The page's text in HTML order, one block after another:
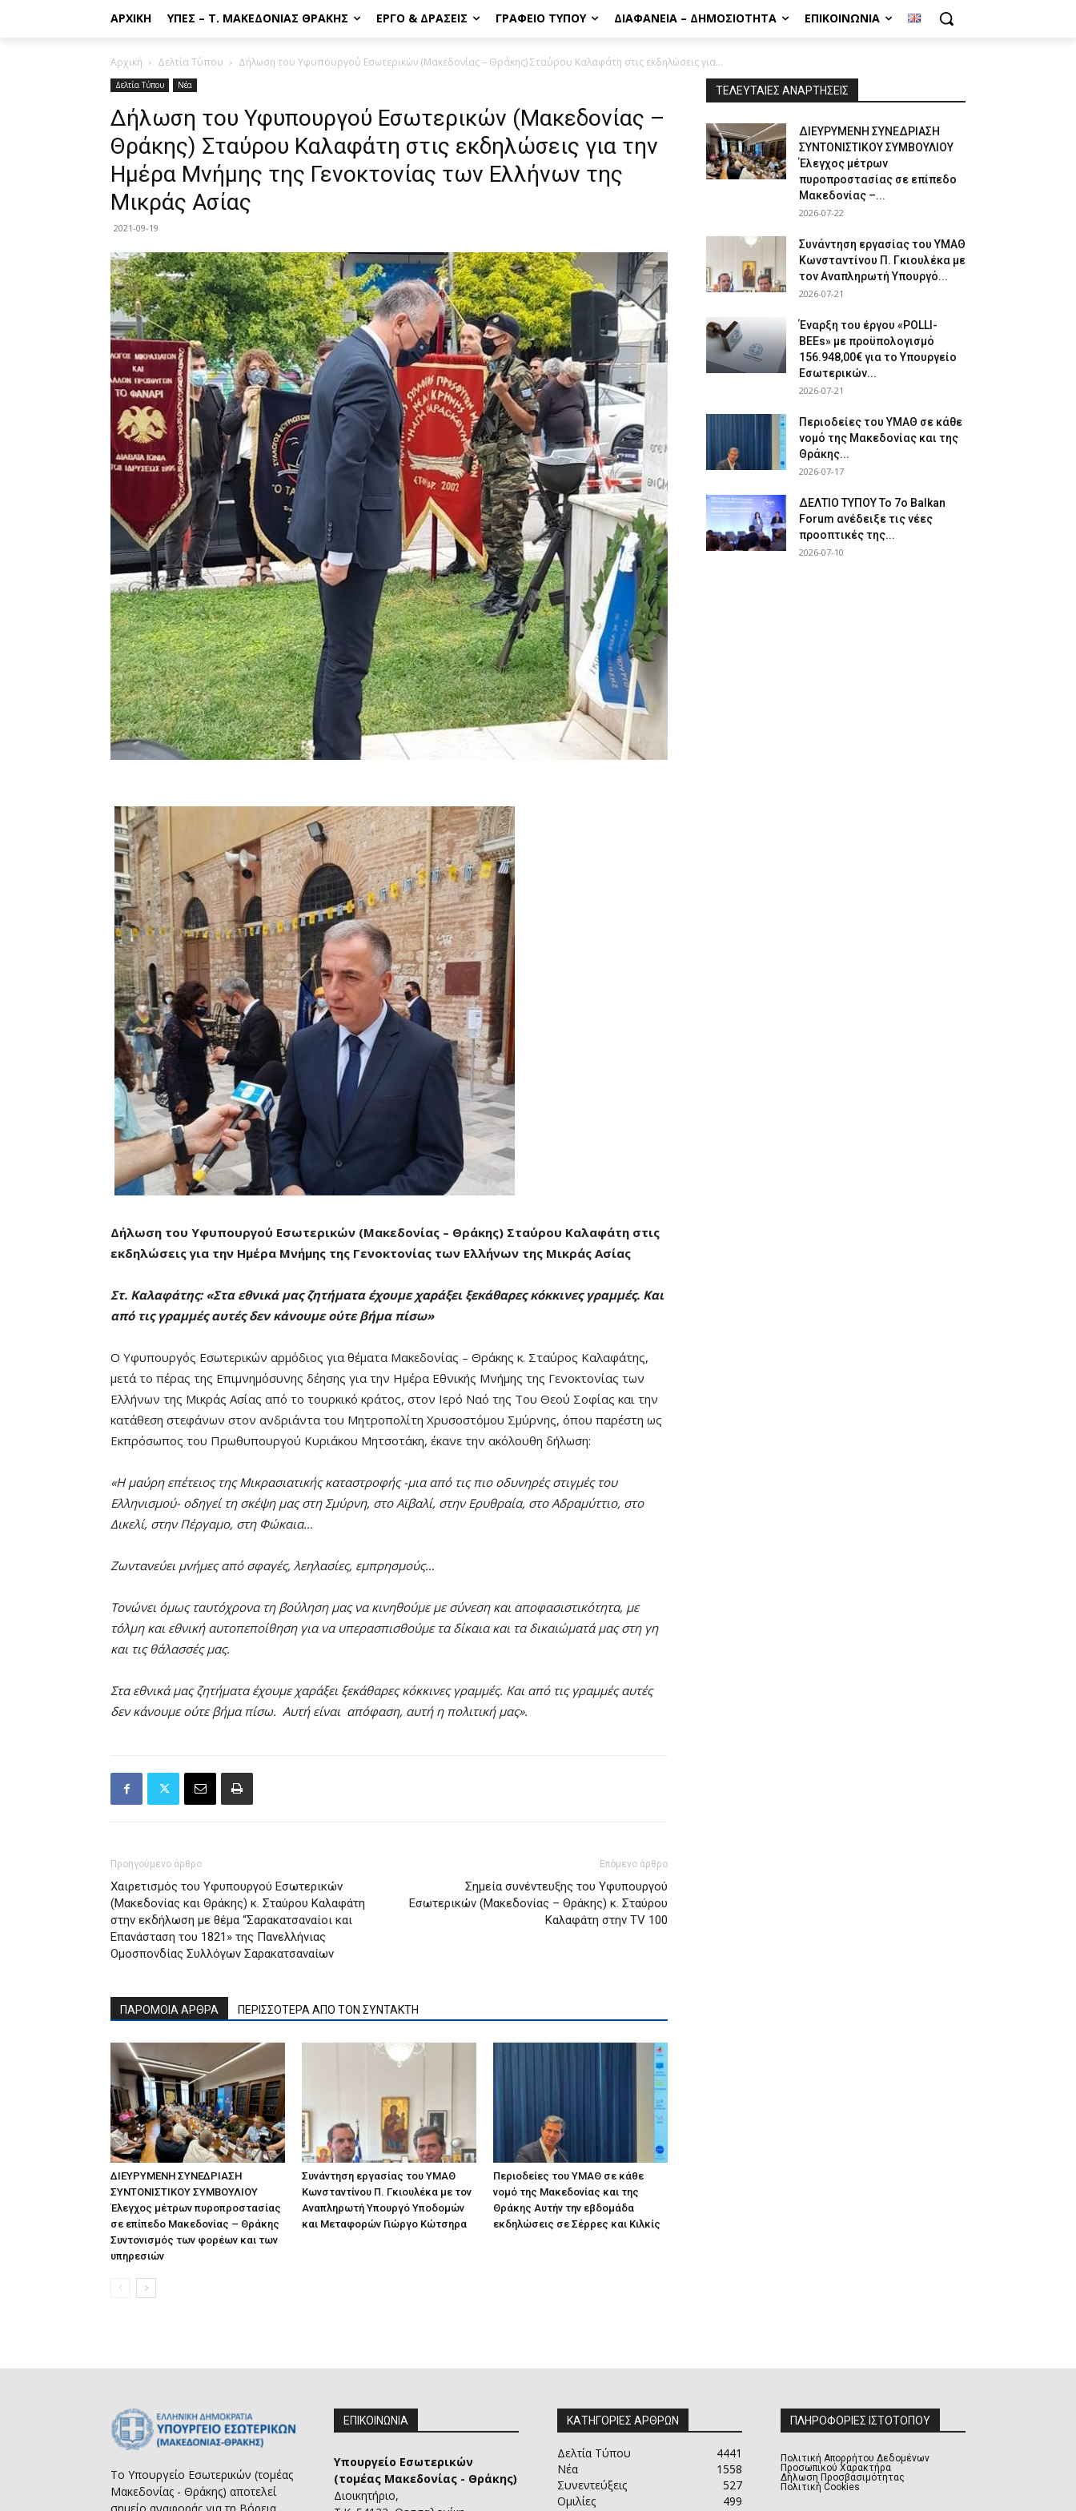
ΑΡΧΙΚΉ ΥΠΕΣ – Τ. ΜΑΚΕΔΟΝΊΑΣ ΘΡΆΚΗΣ ΈΡΓΟ & ΔΡΆΣΕΙΣ ΓΡΑΦΕΊΟ ΤΎΠΟΥ ΔΙΑΦΆΝΕΙΑ – ΔΗΜΟΣΙΌΤΗΤΑ ΕΠΙΚΟΙΝΩΝΊΑ
Αρχική Δελτία Τύπου Δήλωση του Υφυπουργού Εσωτερικών (Μακεδονίας – Θράκης) Σταύρου Καλαφάτη στις εκδηλώσεις για...
Δελτία Τύπου Νέα
Δήλωση του Υφυπουργού Εσωτερικών (Μακεδονίας –
Θράκης) Σταύρου Καλαφάτη στις εκδηλώσεις για την
Ημέρα Μνήμης της Γενοκτονίας των Ελλήνων της
Μικράς Ασίας
2021-09-19
Δήλωση του Υφυπουργού Εσωτερικών (Μακεδονίας – Θράκης) Σταύρου Καλαφάτη στις
εκδηλώσεις για την Ημέρα Μνήμης της Γενοκτονίας των Ελλήνων της Μικράς Ασίας
Στ. Καλαφάτης: «Στα εθνικά μας ζητήματα έχουμε χαράξει ξεκάθαρες κόκκινες γραμμές. Και
από τις γραμμές αυτές δεν κάνουμε ούτε βήμα πίσω»
Ο Υφυπουργός Εσωτερικών αρμόδιος για θέματα Μακεδονίας – Θράκης κ. Σταύρος Καλαφάτης,
μετά το πέρας της Επιμνημόσυνης δέησης για την Ημέρα Εθνικής Μνήμης της Γενοκτονίας των
Ελλήνων της Μικράς Ασίας από το τουρκικό κράτος, στον Ιερό Ναό της Του Θεού Σοφίας και την
κατάθεση στεφάνων στον ανδριάντα του Μητροπολίτη Χρυσοστόμου Σμύρνης, όπου παρέστη ως
Εκπρόσωπος του Πρωθυπουργού Κυριάκου Μητσοτάκη, έκανε την ακόλουθη δήλωση:
«Η μαύρη επέτειος της Μικρασιατικής καταστροφής -μια από τις πιο οδυνηρές στιγμές του
Ελληνισμού- οδηγεί τη σκέψη μας στηΣμύρνη, στο Αϊβαλί, στην Ερυθραία, στο Αδραμύττιο, στο
Δικελί, στην Πέργαμο, στη Φώκαια…
Ζωντανεύει μνήμες από σφαγές, λεηλασίες, εμπρησμούς…
Τονώνει όμως ταυτόχρονα τη βούληση μας να κινηθούμε με σύνεση και αποφασιστικότητα, με
τόλμη και εθνική αυτοπεποίθησηγια να υπερασπισθούμε τα δίκαια και τα δικαιώματά μαςστη γη
και τις θάλασσές μας.
Στα εθνικά μας ζητήματα έχουμε χαράξει ξεκάθαρες κόκκινες γραμμές. Και από τις γραμμές αυτές
δεν κάνουμε ούτε βήμα πίσω. Αυτή είναι απόφαση, αυτή η πολιτική μας».
Προηγούμενο άρθρο
Χαιρετισμός του Υφυπουργού Εσωτερικών
(Μακεδονίας και Θράκης) κ. Σταύρου Καλαφάτη
στην εκδήλωση με θέμα “Σαρακατσαναίοι και
Επανάσταση του 1821» της Πανελλήνιας
Ομοσπονδίας Συλλόγων Σαρακατσαναίων
Επόμενο άρθρο
Σημεία συνέντευξης του Υφυπουργού
Εσωτερικών (Μακεδονίας – Θράκης) κ. Σταύρου
Καλαφάτη στην TV 100
ΠΑΡΟΜΟΙΑ ΑΡΘΡΑ ΠΕΡΙΣΣΟΤΕΡΑ ΑΠΟ ΤΟΝ ΣΥΝΤΑΚΤΗ
ΔΙΕΥΡΥΜΕΝΗ ΣΥΝΕΔΡΙΑΣΗ
ΣΥΝΤΟΝΙΣΤΙΚΟΥ ΣΥΜΒΟΥΛΙΟΥ
Έλεγχος μέτρων πυροπροστασίας
σε επίπεδο Μακεδονίας – Θράκης
Συντονισμός των φορέων και των
υπηρεσιών
Συνάντηση εργασίας του ΥΜΑΘ
Κωνσταντίνου Π. Γκιουλέκα με τον
Αναπληρωτή Υπουργό Υποδομών
και Μεταφορών Γιώργο Κώτσηρα
Περιοδείες του ΥΜΑΘ σε κάθε
νομό της Μακεδονίας και της
Θράκης Αυτήν την εβδομάδα
εκδηλώσεις σε Σέρρες και Κιλκίς
ΤΕΛΕΥΤΑΙΕΣ ΑΝΑΡΤΗΣΕΙΣ
ΔΙΕΥΡΥΜΕΝΗ ΣΥΝΕΔΡΙΑΣΗ
ΣΥΝΤΟΝΙΣΤΙΚΟΥ ΣΥΜΒΟΥΛΙΟΥ
Έλεγχος μέτρων
πυροπροστασίας σε επίπεδο
Μακεδονίας –...
2026-07-22
Συνάντηση εργασίας του ΥΜΑΘ
Κωνσταντίνου Π. Γκιουλέκα με
τον Αναπληρωτή Υπουργό...
2026-07-21
Έναρξη του έργου «POLLI-
BEEs» με προϋπολογισμό
156.948,00€ για το Υπουργείο
Εσωτερικών...
2026-07-21
Περιοδείες του ΥΜΑΘ σε κάθε
νομό της Μακεδονίας και της
Θράκης...
2026-07-17
ΔΕΛΤΙΟ ΤΥΠΟΥ Το 7ο Balkan
Forum ανέδειξε τις νέες
προοπτικές της...
2026-07-10
Το Υπουργείο Εσωτερικών (τομέας
Μακεδονίας - Θράκης) αποτελεί
ΕΠΙΚΟΙΝΩΝΙΑ
Υπουργείο Εσωτερικών
(τομέας Μακεδονίας - Θράκης)
Διοικητήριο,
ΚΑΤΗΓΟΡΙΕΣ ΑΡΘΡΩΝ
Δελτία Τύπου
4441
Νέα
1558
Συνεντεύξεις
527
Ομιλίες
499
ΠΛΗΡΟΦΟΡΙΕΣ ΙΣΤΟΤΟΠΟΥ
Πολιτική Απορρήτου Δεδομένων
Προσωπικού Χαρακτήρα
Δήλωση Προσβασιμότητας
Πολιτική Cookies